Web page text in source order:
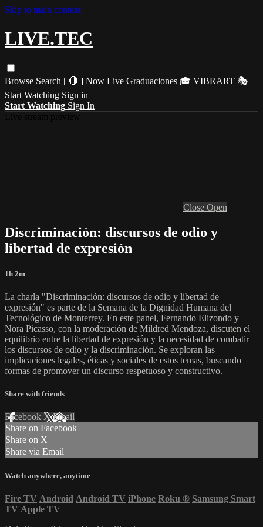
Skip to main content
LIVE.TEC
Browse Search [ 🔴 ] Now Live Graduaciones 🎓 VIBRART 🎭
Start Watching Sign in
Start Watching Sign In
Close Open
Discriminación: discursos de odio y
libertad de expresión
1h 2m
La charla "Discriminación: discursos de odio y libertad de
expresión" es parte de la Semana de la Dignidad Humana del
Tecnológico de Monterrey. En este panel, Fernando Elizondo y
Nora Picasso, con la moderación de Mildred Mendoza, discuten el
equilibrio entre la libertad de expresión y la necesidad de combatir
los discursos de odio y la discriminación. Se exploran las
implicaciones legales, éticas y sociales de estos temas, buscando
formas de promover un discurso respetuoso y constructivo.
Share with friends
Facebook XEmail
Share on Facebook
Share on X
Share via Email
Watch anywhere, anytime
Fire TV Android Android TV iPhone Roku ® Samsung Smart
TV Apple TV